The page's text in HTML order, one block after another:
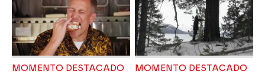
MOMENTO DESTACADO MOMENTO DESTACADO